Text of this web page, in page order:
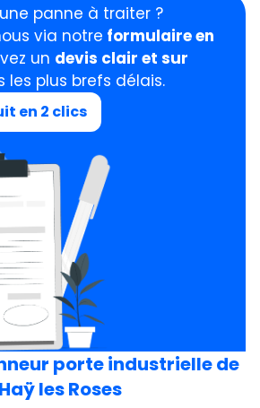
panne à traiter ?
via notre formulaire en
un devis clair et sur
les plus brefs délais.
en 2 clics
porte industrielle de
les Roses